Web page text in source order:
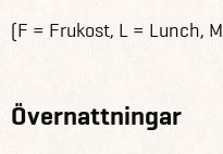
(F = Frukost, L = Lunch,
Övernattningar